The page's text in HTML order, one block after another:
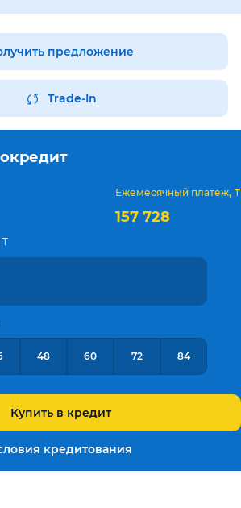
предложение
Trade-In
Ежемесячный платёж, ₸
157 728
₸
48 60 72 84
Купить в кредит
кредитования